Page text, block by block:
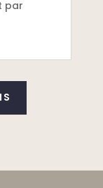
par